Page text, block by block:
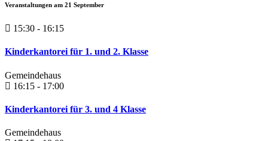
Veranstaltungen am 21 September
15:30 - 16:15
Kinderkantorei für 1. und 2. Klasse
Gemeindehaus
16:15 - 17:00
Kinderkantorei für 3. und 4 Klasse
Gemeindehaus